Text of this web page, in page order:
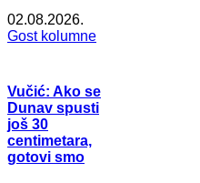
02.08.2026.
Gost kolumne
Vučić: Ako se
Dunav spusti
još 30
centimetara,
gotovi smo